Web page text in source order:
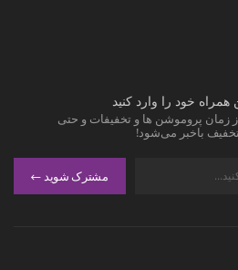
خود را وارد کنید
زمان پروموشن ها و تخفیفات و حتی
باخبر می‌شود!
مشترک شوید